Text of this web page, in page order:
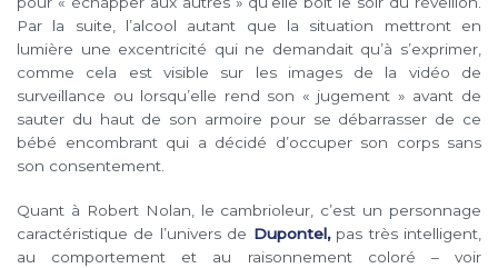
Par la suite, l’alcool autant que la situation mettront en
lumière une excentricité qui ne demandait qu’à s’exprimer,
comme cela est visible sur les images de la vidéo de
surveillance ou lorsqu’elle rend son « jugement » avant de
sauter du haut de son armoire pour se débarrasser de ce
bébé encombrant qui a décidé d’occuper son corps sans
son consentement.
Quant à Robert Nolan, le cambrioleur, c’est un personnage
caractéristique de l’univers de Dupontel,pas très intelligent,
au comportement et au raisonnement coloré – voir